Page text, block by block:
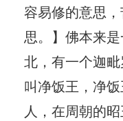
容易修的意思
思。】佛本来
北，有一个迦
叫净饭王，净
人，在周朝的